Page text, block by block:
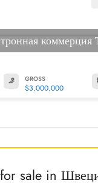
коммерция
GROSS
$3,000,000
for sale in